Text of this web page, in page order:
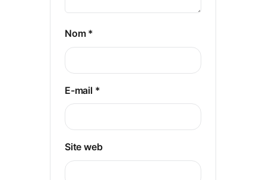
Nom *
E-mail *
Site web